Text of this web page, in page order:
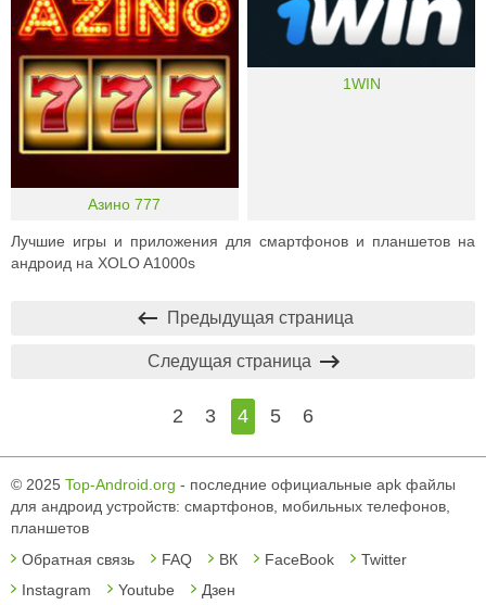
Азино 777
1WIN
Лучшие игры и приложения для смартфонов и планшетов на
андроид на XOLO A1000s
Предыдущая страница
2 3 4 5 6
Следущая страница
© 2025 Top-Android.org - последние официальные apk файлы
для андроид устройств: смартфонов, мобильных телефонов,
планшетов
Обратная связь
FAQ ВК FaceBook
Twitter
Instagram
Youtube Дзен